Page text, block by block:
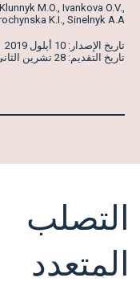
M.O., Ivankova O.V.,
K.I., Sinelnyk A.A.
تاريخ الإصدار: 10 أيلول 2019
تاريخ التقديم: 28 تشرين الثاني 2017
التصلب
المتعدد